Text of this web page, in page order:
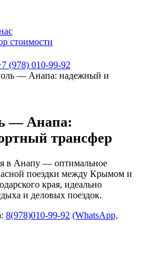
стоимости
(978) 010-99-92
— Анапа: надежный и
— Анапа:
трансфер
в Анапу — оптимальное
поездки между Крымом и
края, идеально
и деловых поездок.
8(978)010-99-92 (WhatsApp,